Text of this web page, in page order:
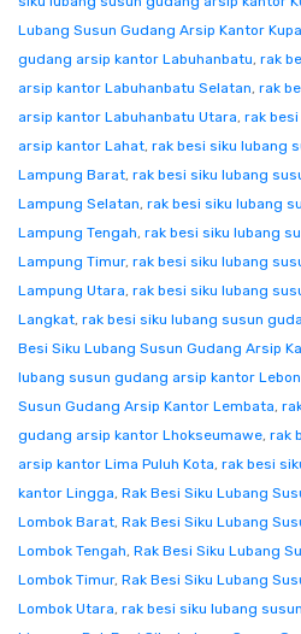
Lubang Susun Gudang Arsip Kantor
gudang arsip kantor Labuhanbatu, rak
arsip kantor Labuhanbatu Selatan, rak
arsip kantor Labuhanbatu Utara, rak
arsip kantor Lahat, rak besi siku lubang
Lampung Barat, rak besi siku lubang
Lampung Selatan, rak besi siku lubang
Lampung Tengah, rak besi siku lubang
Lampung Timur, rak besi siku lubang
Lampung Utara, rak besi siku lubang
Langkat, rak besi siku lubang susun
Besi Siku Lubang Susun Gudang Arsip
lubang susun gudang arsip kantor
Susun Gudang Arsip Kantor Lembata,
gudang arsip kantor Lhokseumawe, rak
arsip kantor Lima Puluh Kota, rak besi
kantor Lingga, Rak Besi Siku Lubang
Lombok Barat, Rak Besi Siku Lubang
Lombok Tengah, Rak Besi Siku Lubang
Lombok Timur, Rak Besi Siku Lubang
Lombok Utara, rak besi siku lubang